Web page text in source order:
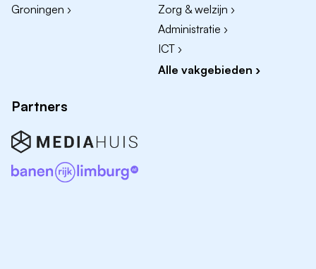
Ruime ervaring in Verspaning
Kennis van programmeren
Leidinggevende ervaring niet vereist
Groningen ›
Zorg & welzijn ›
Administratie ›
ICT ›
Alle vakgebieden ›
Partners